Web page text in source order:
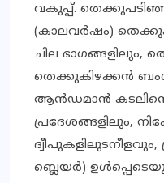
വകുപ്പ്.
(കാലവര്‍ഷം)
ചില ഭാഗങ്ങളിലും,
തെക്കുകിഴക്കന്‍
ആന്‍ഡമാന്‍ കടലിന്റെ
പ്രദേശങ്ങളിലും,
ദ്വീപുകളിലുടനീളവും,
ബ്ലെയര്‍)